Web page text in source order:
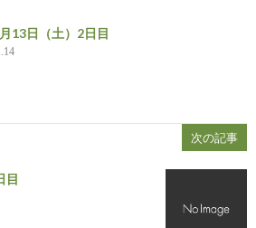
13日（土）2日目
次の記事
目